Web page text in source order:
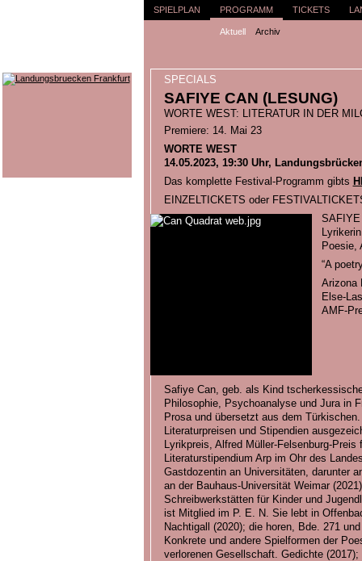
SPIELPLAN PROGRAMM
Aktuell Archiv
TICKETS
SPECIALS
SAFIYE CAN (LESUNG)
WORTE WEST: LITERATUR IN DER
Premiere: 14. Mai 23
WORTE WEST
14.05.2023, 19:30 Uhr,
Das komplette Festival-Programm gibts
EINZELTICKETS oder
SAFIYE
Poesie,
“A
Arizona
Else-
AMF-
Safiye Can, geb. als Kind
Philosophie, Psychoanalyse und Jura in
Prosa und übersetzt aus dem
Literaturpreisen und Stipendien
Lyrikpreis, Alfred Müller-Felsenburg-
Literaturstipendium Arp im Ohr des
Gastdozentin an Universitäten, darunter
an der Bauhaus-Universität Weimar
Schreibwerkstätten für Kinder und
ist Mitglied im P. E. N. Sie lebt in
Nachtigall (2020); die horen, Bde. 271
Konkrete und andere Spielformen der
verlorenen Gesellschaft. Gedichte